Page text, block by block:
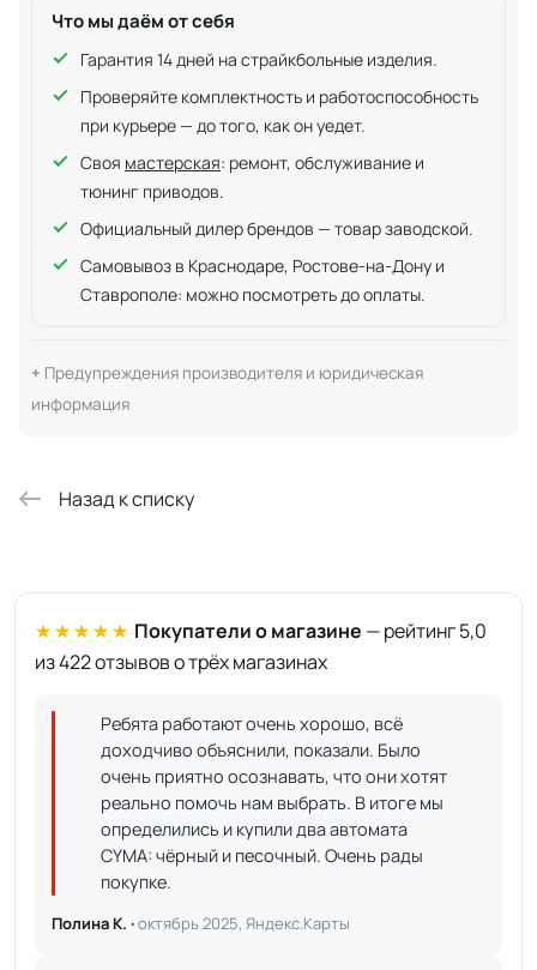
Что мы даём от себя
Гарантия 14 дней на страйкбольные изделия.
Проверяйте комплектность и работоспособность
при курьере — до того, как он уедет.
Своя мастерская: ремонт, обслуживание и
тюнинг приводов.
Официальный дилер брендов — товар заводской.
Самовывоз в Краснодаре, Ростове-на-Дону и
Ставрополе: можно посмотреть до оплаты.
Предупреждения производителя и юридическая
информация
Назад к списку
★★★★★ Покупатели о магазине — рейтинг 5,0
из 422 отзывов о трёх магазинах
Ребята работают очень хорошо, всё
доходчиво объяснили, показали. Было
очень приятно осознавать, что они хотят
реально помочь нам выбрать. В итоге мы
определились и купили два автомата
CYMA: чёрный и песочный. Очень рады
покупке.
Полина К. ·октябрь 2025, Яндекс.Карты